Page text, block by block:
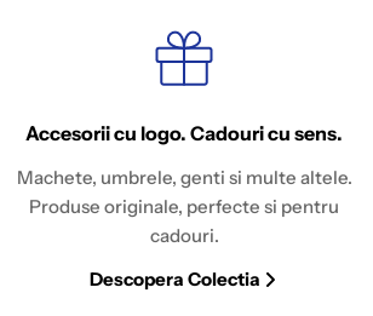
Accesorii cu logo. Cadouri cu sens.
Machete, umbrele, genti si multe altele.
Produse originale, perfecte si pentru
cadouri.
Descopera Colectia